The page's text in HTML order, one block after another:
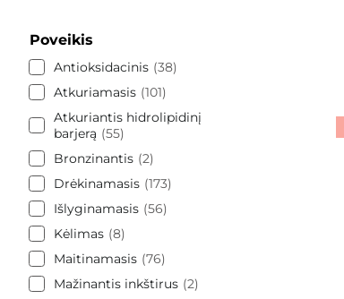
Poveikis
Antioksidacinis 38
Atkuriamasis 101
Atkuriantis hidrolipidinį
barjerą
55
Bronzinantis 2
Drėkinamasis 173
Išlyginamasis 56
Kėlimas 8
Maitinamasis 76
Mažinantis inkštirus 2